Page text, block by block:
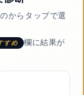
からタップで選
すめ
欄に結果が